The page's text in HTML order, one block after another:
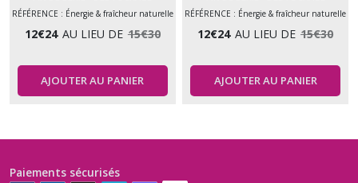
RÉFÉRENCE : Énergie & fraîcheur naturelle
12€24 AU LIEU DE 15€30
AJOUTER AU PANIER
RÉFÉRENCE : Énergie & fraîcheur naturelle
12€24 AU LIEU DE 15€30
AJOUTER AU PANIER
Paiements sécurisés